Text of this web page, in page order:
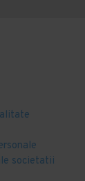
societatii